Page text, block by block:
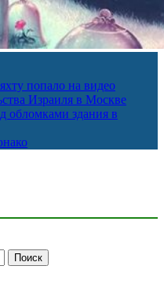
попало на видео
Израиля в Москве
обломками здания в